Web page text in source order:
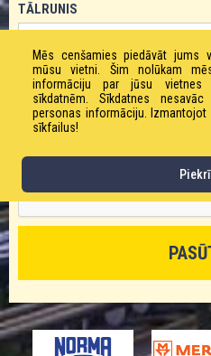
TĀLRUNIS
PASŪTĪJUMA APRAKSTS
Mēs cenšamies piedāvāt jums
mūsu vietni. Šim nolūkam
informāciju par jūsu vietnes
sīkdatnēm. Sīkdatnes
personas informāciju.
sīkfailus!